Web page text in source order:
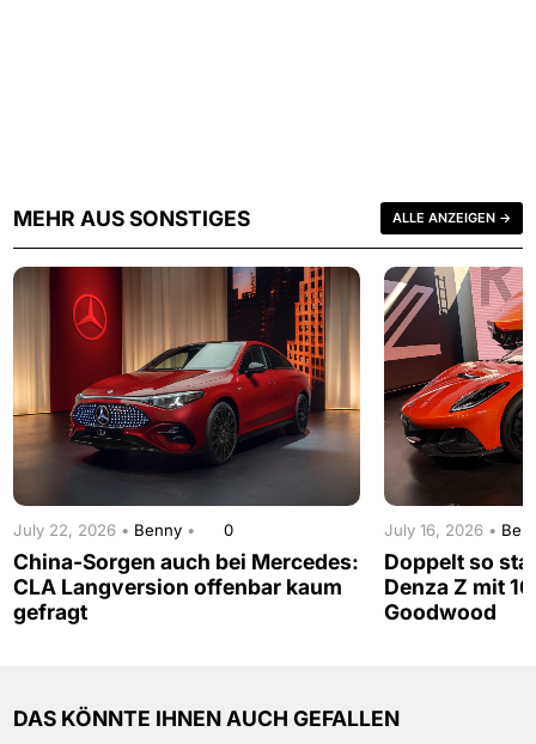
MEHR AUS SONSTIGES ALLE ANZEIGEN →
July 22, 2026 • Benny • 0
China-Sorgen auch bei Mercedes:
CLA Langversion offenbar kaum
gefragt
July 16, 2026 •
Doppelt so
Denza Z mit
Goodwood
DAS KÖNNTE IHNEN AUCH GEFALLEN